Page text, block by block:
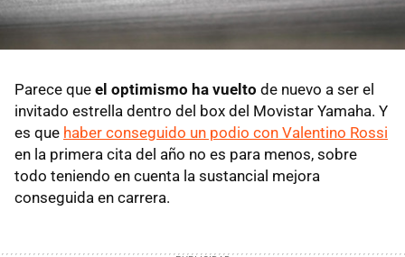
Parece que el optimismo ha vuelto de nuevo a ser el
invitado estrella dentro del box del Movistar Yamaha. Y
es que haber conseguido un podio con Valentino Rossi
en la primera cita del año no es para menos, sobre
todo teniendo en cuenta la sustancial mejora
conseguida en carrera.